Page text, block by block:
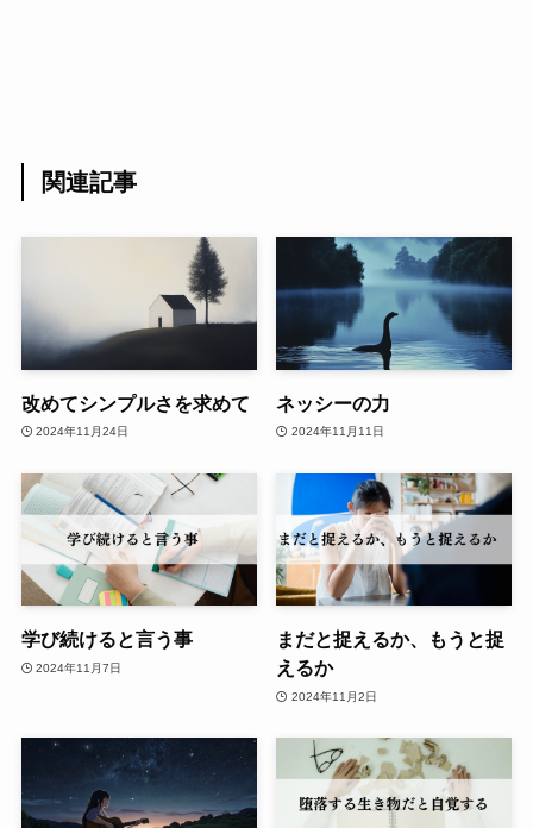
関連記事
改めてシンプルさを求めて
2024年11月24日
ネッシーの力
2024年11月11日
学び続けると言う事
2024年11月7日
まだと捉えるか、もうと捉
えるか
2024年11月2日